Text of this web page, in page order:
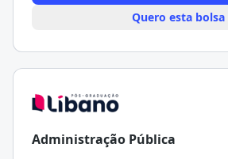
Quero esta bolsa
Administração Pública